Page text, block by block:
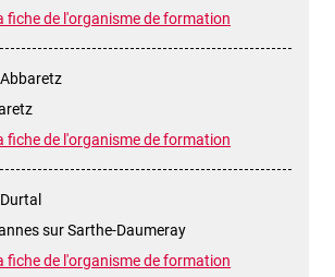
fiche de l'organisme de formation
fiche de l'organisme de formation
sur Sarthe-Daumeray
fiche de l'organisme de formation